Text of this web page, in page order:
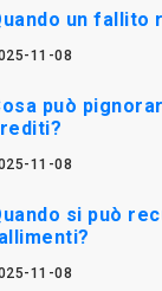
un fallito
11-08
può
11-08
si può
11-08